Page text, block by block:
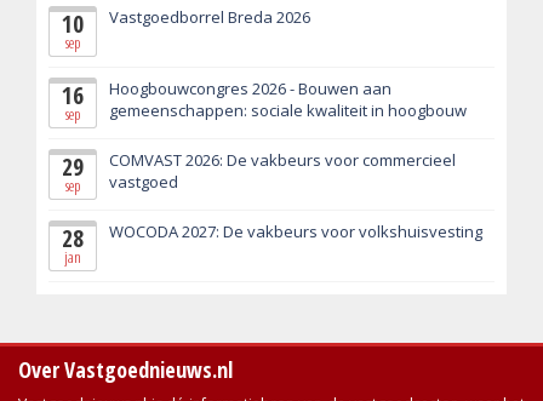
10
sep
Vastgoedborrel Breda 2026
16
sep
Hoogbouwcongres 2026 - Bouwen aan
gemeenschappen: sociale kwaliteit in hoogbouw
29
sep
COMVAST 2026: De vakbeurs voor commercieel
vastgoed
28
jan
WOCODA 2027: De vakbeurs voor volkshuisvesting
Over Vastgoednieuws.nl